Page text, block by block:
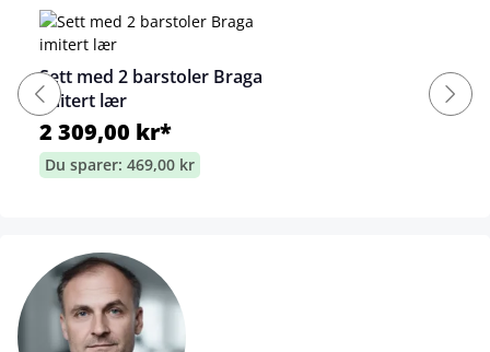
Sett med 2 barstoler Braga
imitert lær
2 309,00 kr*
Du sparer: 469,00 kr